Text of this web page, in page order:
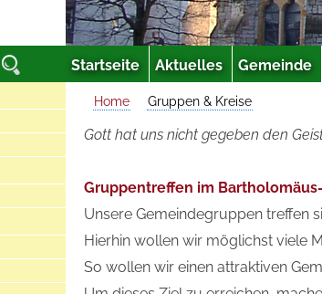
Startseite Aktuelles Gemeinde
Home Gruppen & Kreise
Gott hat uns nicht gegeben den
Gruppentreffen im
Unsere Gemeindegruppen treffen
Hierhin wollen wir möglichst viele
So wollen wir einen attraktiven